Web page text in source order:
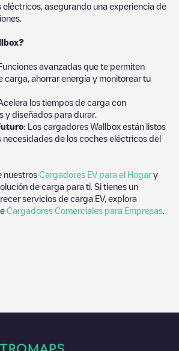
eléctricos, asegurando una experiencia de
avanzadas que te permiten
carga, ahorrar energía y monitorear tu
los tiempos de carga con
y diseñados para durar.
: Los cargadores Wallbox están listos
necesidades de los coches eléctricos del
nuestros Cargadores EV para el Hogary
de carga para ti. Si tienes un
servicios de carga EV, explora
Cargadores Comerciales para Empresas